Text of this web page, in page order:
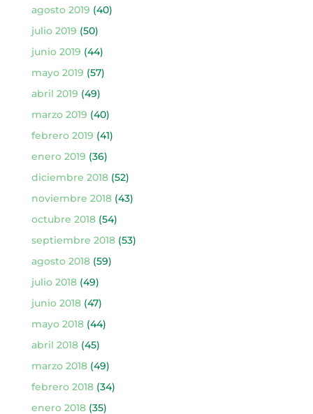
agosto 2019 (40)
julio 2019 (50)
junio 2019 (44)
mayo 2019 (57)
abril 2019 (49)
marzo 2019 (40)
febrero 2019 (41)
enero 2019 (36)
diciembre 2018(52)
noviembre 2018(43)
octubre 2018(54)
septiembre 2018(53)
agosto 2018(59)
julio 2018(49)
junio 2018(47)
mayo 2018(44)
abril 2018(45)
marzo 2018(49)
febrero 2018(34)
enero 2018(35)